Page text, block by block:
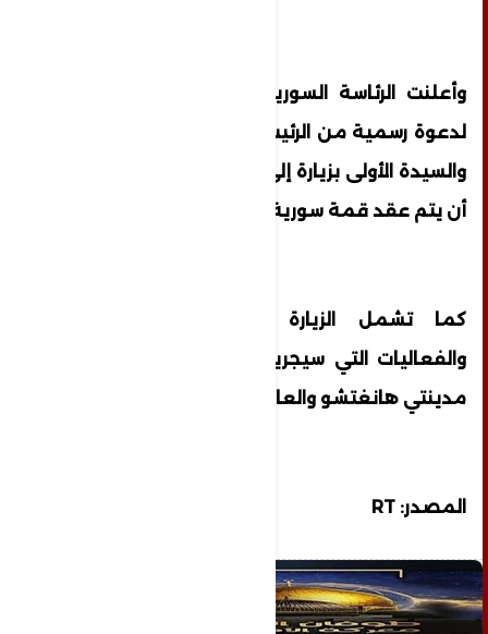
وأعلنت الرئاسة السورية قبل أيام أنه تلبية
لدعوة رسمية من الرئيس الصيني، يقوم الأسد
والسيدة الأولى بزيارة إلى الصين الخميس، على
أن يتم عقد قمة سورية - صينية.
كما تشمل الزيارة عددا من اللقاءات
والفعاليات التي سيجريها الأسد وعقيلته في
مدينتي هانغتشو والعاصمة بكين.
المصدر: RT